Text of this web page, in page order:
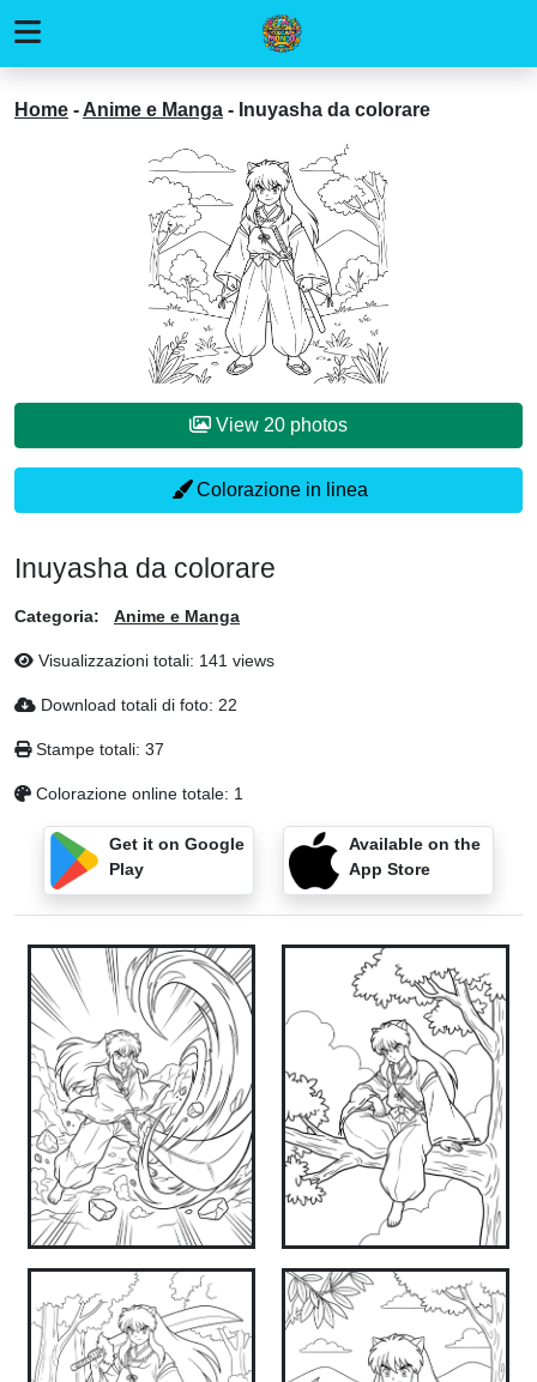
Home - Anime e Manga - Inuyasha da colorare
View 20 photos
Colorazione in linea
Inuyasha da colorare
Categoria: Anime e Manga
Visualizzazioni totali: 141 views
Download totali di foto: 22
Stampe totali: 37
Colorazione online totale: 1
Get it on Google
Play
Available on the
App Store